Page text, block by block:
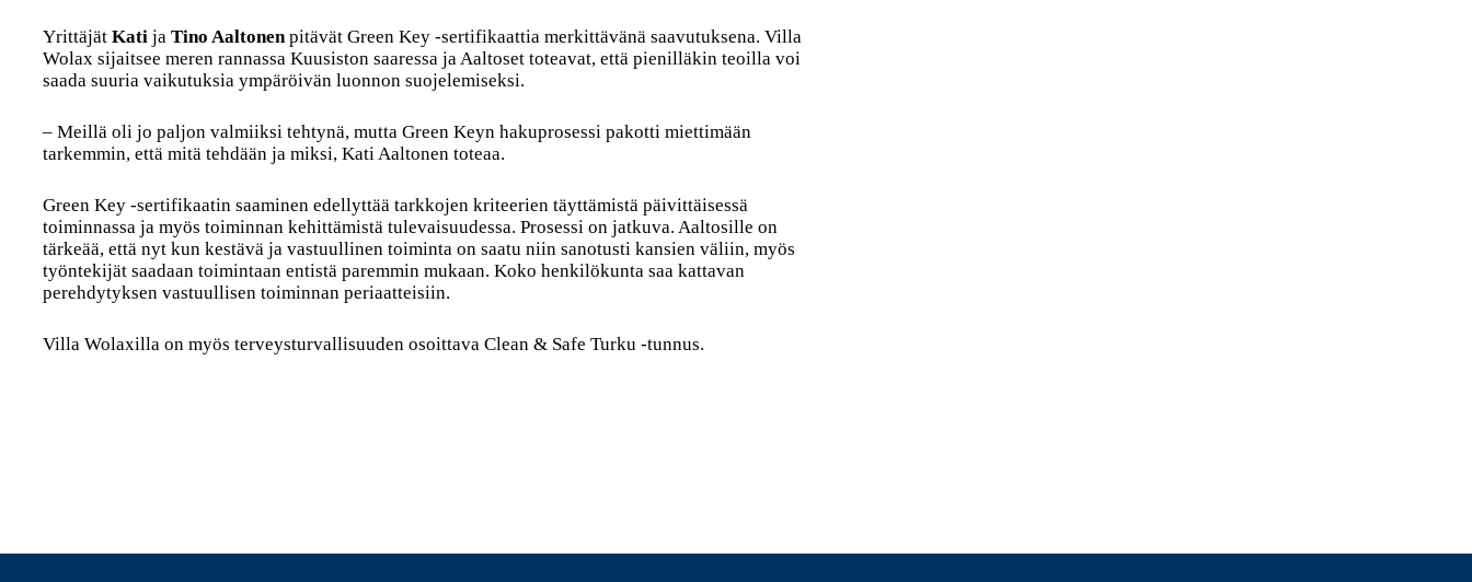
YrittäjätKatija Tino Aaltonenpitävät Green Key -sertifikaattia merkittävänä saavutuksena. Villa
Wolax sijaitsee meren rannassa Kuusiston saaressa ja Aaltoset toteavat, että pienilläkin teoilla voi
saada suuria vaikutuksia ympäröivän luonnon suojelemiseksi.
– Meillä oli jo paljon valmiiksi tehtynä, mutta Green Keyn hakuprosessi pakotti miettimään
tarkemmin, että mitä tehdään ja miksi, Kati Aaltonen toteaa.
Green Key -sertifikaatin saaminen edellyttää tarkkojen kriteerien täyttämistä päivittäisessä
toiminnassa ja myös toiminnan kehittämistä tulevaisuudessa. Prosessi on jatkuva. Aaltosille on
tärkeää, että nyt kun kestävä ja vastuullinen toiminta on saatu niin sanotusti kansien väliin, myös
työntekijät saadaan toimintaan entistä paremmin mukaan. Koko henkilökunta saa kattavan
perehdytyksen vastuullisen toiminnan periaatteisiin.
Villa Wolaxilla on myös terveysturvallisuuden osoittava Clean & Safe Turku -tunnus.